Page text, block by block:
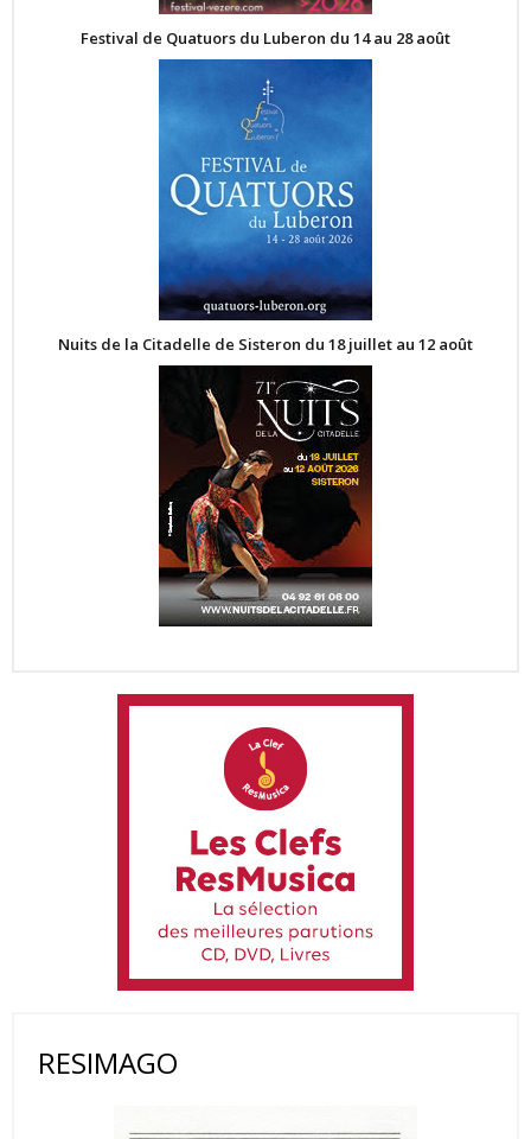
Festival de Quatuors du Luberon du 14 au 28 août
Nuits de la Citadelle de Sisteron du 18 juillet au 12 août
RESIMAGO